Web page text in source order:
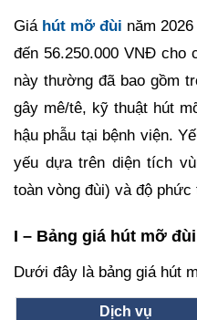
Giá hút mỡ đùi năm
đến 56.250.000 VNĐ cho
này thường đã bao gồm
gây mê/tê, kỹ thuật hút
hậu phẫu tại bệnh viện.
yếu dựa trên diện tích
toàn vòng đùi) và độ phức
I – Bảng giá hút mỡ
Dưới đây là bảng giá hút
Dịch vụ